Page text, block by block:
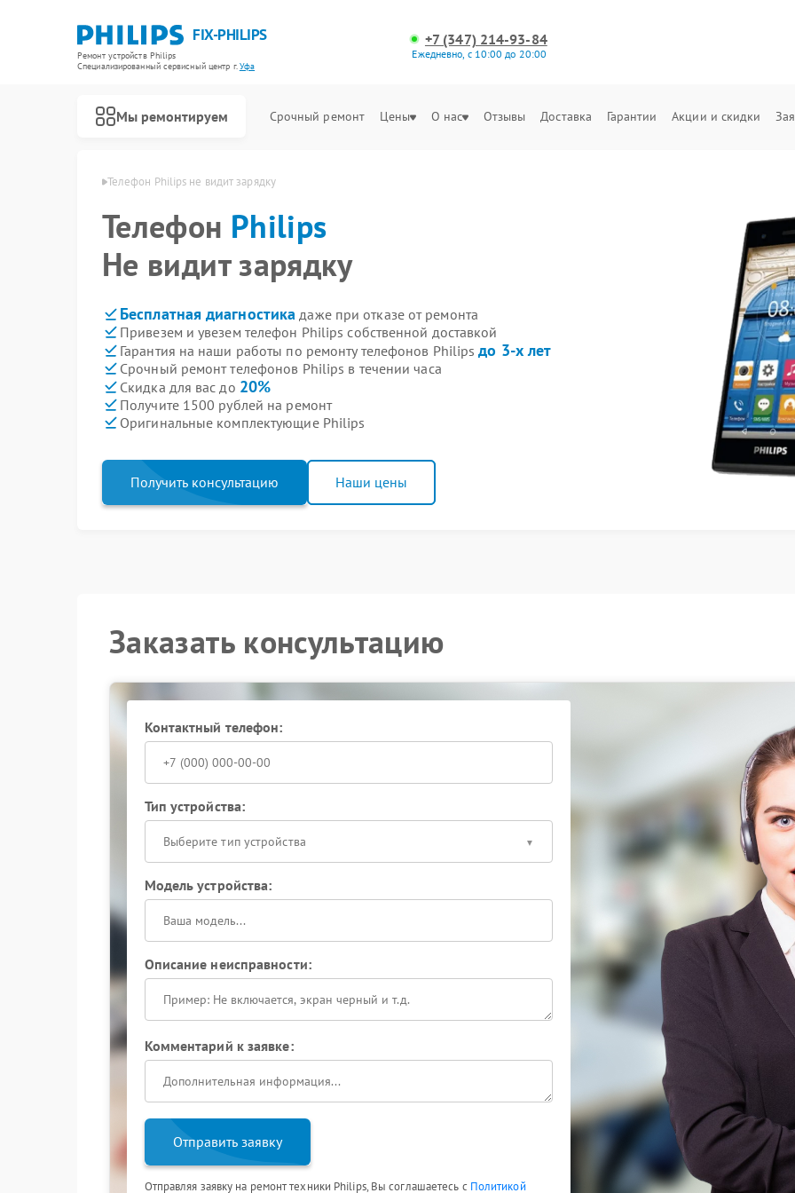
FIX-PHILIPS
Ремонт устройств Philips
Специализированный cервисный центр г.Уфа
+7 (347) 214-93-84
Ежедневно, с 10:00 до 20:00
Мы ремонтируем Срочный ремонт Цены О нас Отзывы Доставка Гарантии Акции и скидки
Телефон Philips не видит зарядку
Телефон Philips
Не видит зарядку
Бесплатная диагностика даже при отказе от ремонта
Привезем и увезем телефон Philips собственной доставкой
Гарантия на наши работы по ремонту телефонов Philipsдо 3-х лет
Срочный ремонт телефонов Philips в течении часа
Скидка для вас до 20%
Получите 1500 рублей на ремонт
Оригинальные комплектующие Philips
Получить консультацию Наши цены
Заказать консультацию
Контактный телефон:
Тип устройства:
Выберите тип устройства
Модель устройства:
Описание неисправности:
Комментарий к заявке:
Отправить заявку
Отправляя заявку на ремонт техники Philips, Вы соглашаетесь с Политикой